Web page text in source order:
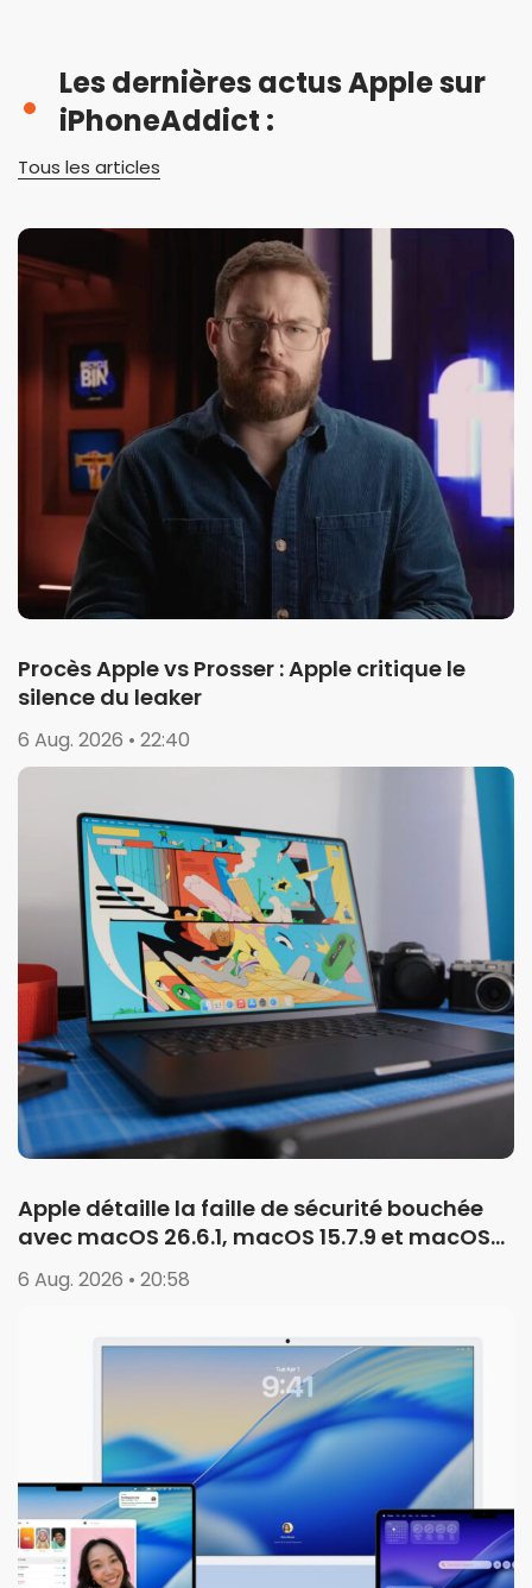
Les dernières actus Apple sur
iPhoneAddict :
Tous les articles
Procès Apple vs Prosser : Apple critique le
silence du leaker
6 Aug. 2026 • 22:40
Apple détaille la faille de sécurité bouchée
avec macOS 26.6.1, macOS 15.7.9 et macOS
14.8.9
6 Aug. 2026 • 20:58